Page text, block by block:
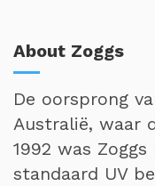
About Zoggs
De oorsprong
Australië, waar
1992 was
standaard UV